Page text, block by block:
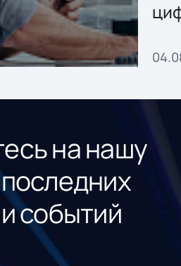
на нашу
событий